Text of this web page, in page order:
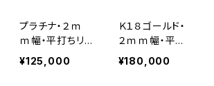
プラチナ・２ｍ
ｍ幅・平打ちリン
グ
¥125,000
Ｋ１８ゴールド・
２ｍｍ幅・平打
ちリング
¥180,000